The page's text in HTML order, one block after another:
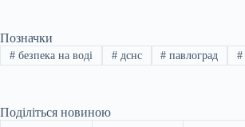
Позначки
#безпека на воді #дснс # павлоград #
Поділіться новиною